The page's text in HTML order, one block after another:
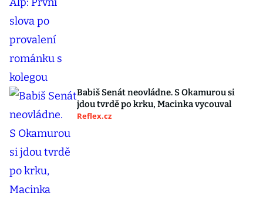
Babiš Senát neovládne. S Okamurou si
jdou tvrdě po krku, Macinka vycouval
Reflex.cz